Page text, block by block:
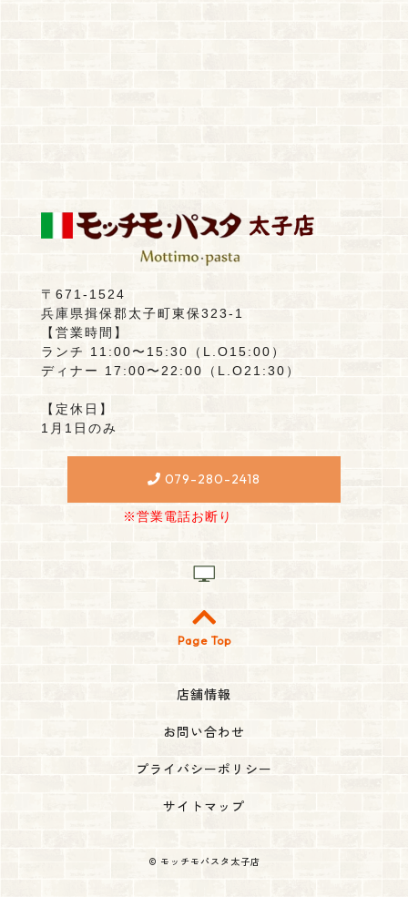
〒671-1524
兵庫県揖保郡太子町東保323-1
【営業時間】
ランチ 11:00〜15:30（L.O15:00）
ディナー 17:00〜22:00（L.O21:30）
【定休日】
1月1日のみ
079-280-2418
※営業電話お断り
Page Top
店舗情報
お問い合わせ
プライバシーポリシー
サイトマップ
© モッチモパスタ太子店